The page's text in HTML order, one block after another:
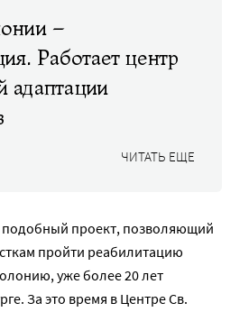
–
Работает центр
адаптации
ЧИТАТЬ ЕЩЕ
проект, позволяющий
пройти реабилитацию
уже более 20 лет
За это время в Центре Св.